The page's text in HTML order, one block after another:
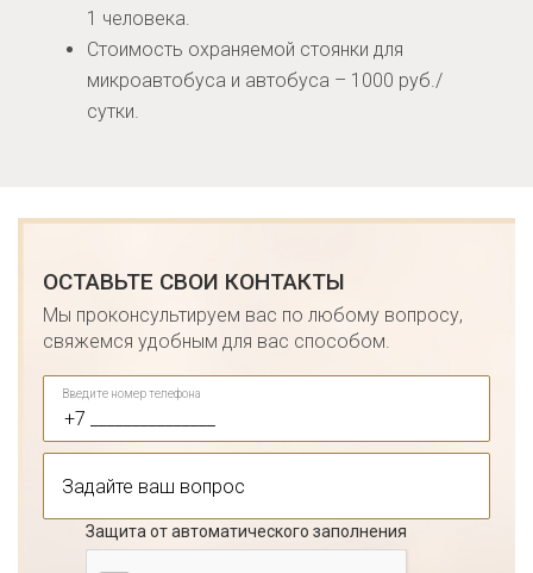
1 человека.
Стоимость охраняемой стоянки для
микроавтобуса и автобуса – 1000 руб./
сутки.
ОСТАВЬТЕ СВОИ КОНТАКТЫ
Мы проконсультируем вас по любому вопросу,
свяжемся удобным для вас способом.
Введите номер телефона
Защита от автоматического заполнения